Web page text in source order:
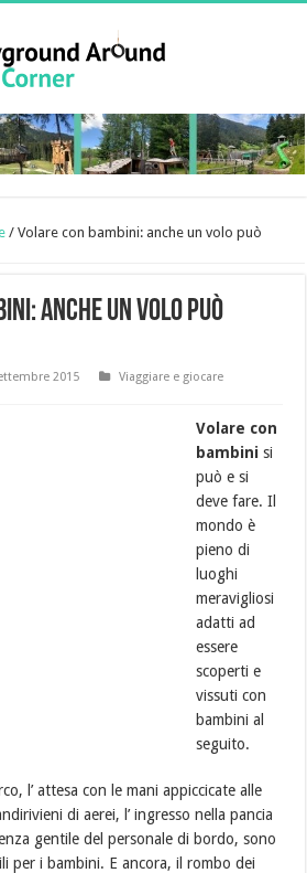
/ Volare con bambini: anche un volo può
anche un volo può
2015
Viaggiare e giocare
Volare con
bambini si
può e si
deve fare. Il
mondo è
pieno di
luoghi
meravigliosi
adatti ad
essere
scoperti e
vissuti con
bambini al
seguito.
l’ attesa con le mani appiccicate alle
di aerei, l’ ingresso nella pancia
gentile del personale di bordo, sono
per i bambini. E ancora, il rombo dei